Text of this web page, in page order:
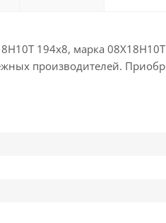
194х8, марка
производителей.